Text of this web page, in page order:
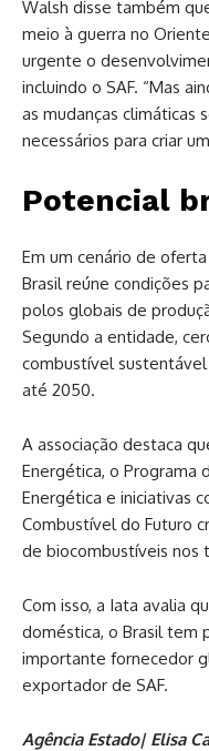
Walsh disse também
meio à guerra no
urgente o
incluindo o SAF. “Mas
as mudanças climáticas
necessários para criar
Potencial
Em um cenário de
Brasil reúne condições
polos globais de
Segundo a entidade,
combustível
até 2050.
A associação destaca
Energética, o Programa
Energética e iniciativas
Combustível do Futuro
de biocombustíveis nos
Com isso, a Iata avalia
doméstica, o Brasil tem
importante fornecedor
exportador de SAF.
Agência Estado| Elisa